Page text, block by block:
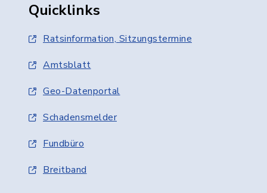
Quicklinks
Ratsinformation, Sitzungstermine
Amtsblatt
Geo-Datenportal
Schadensmelder
Fundbüro
Breitband